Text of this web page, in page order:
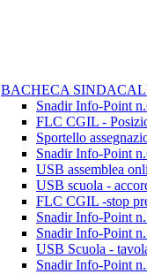
BACHECA
Snadir Info-Point
FLC CGIL -
Sportello
Snadir Info-Point
USB assemblea
USB scuola -
FLC CGIL -stop
Snadir Info-Point
Snadir Info-Point
USB Scuola -
Snadir Info-Point